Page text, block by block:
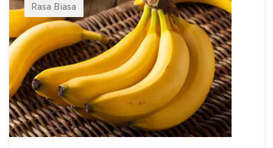
Rasa Biasa